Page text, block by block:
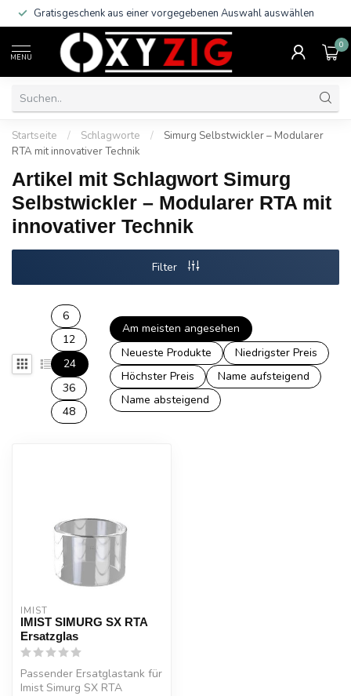
Gratisgeschenk aus einer vorgegebenen Auswahl auswählen
MENU
0
Startseite / Schlagworte /
Simurg Selbstwickler – Modularer
RTA mit innovativer Technik
Artikel mit Schlagwort Simurg
Selbstwickler – Modularer RTA mit
innovativer Technik
Filter
6
12
24
36
48
Am meisten angesehen
Neueste Produkte
Niedrigster Preis
Höchster Preis
Name aufsteigend
Name absteigend
IMIST
IMIST SIMURG SX RTA
Ersatzglas
Passender Ersatglastank für
Imist Simurg SX RTA